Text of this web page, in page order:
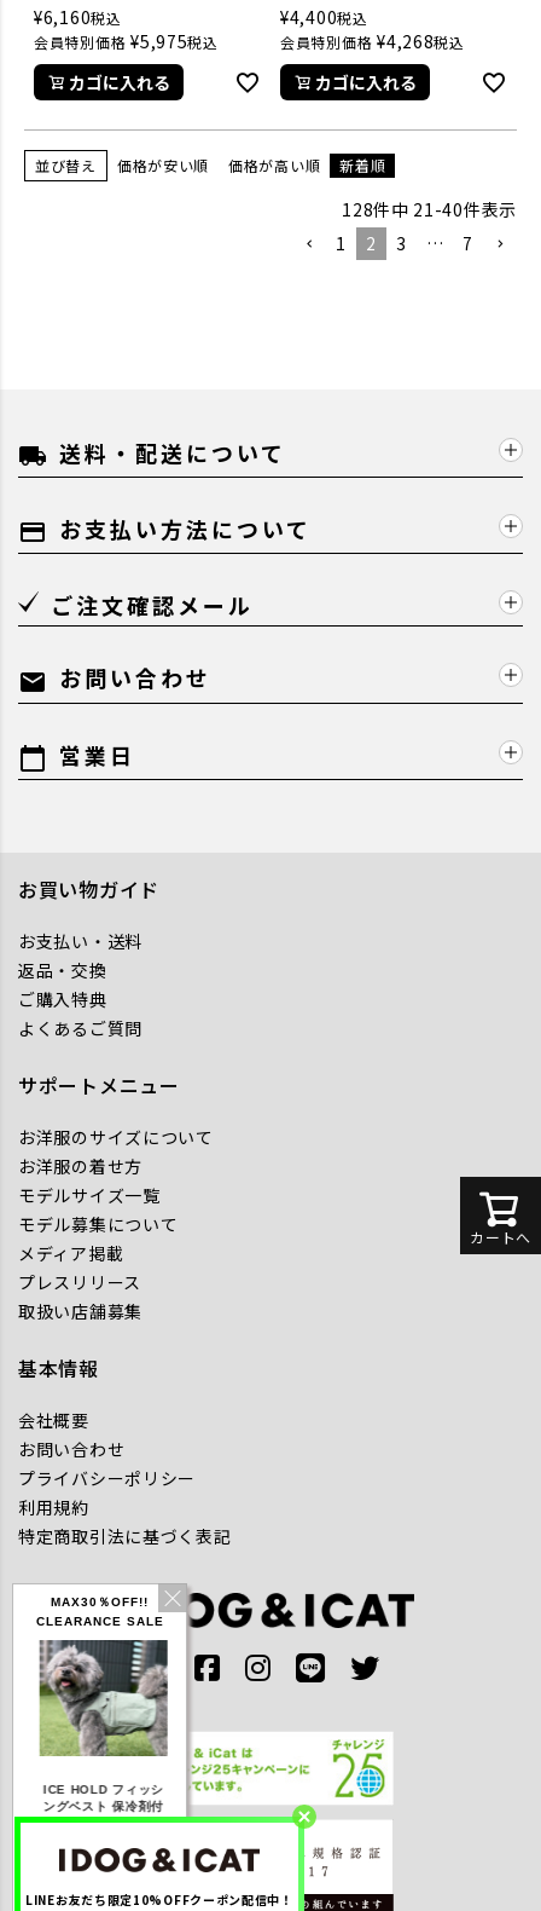
MAX30％OFF!!
CLEARANCE SALE
HOLD フィッシ
グベスト 保冷剤付
円(税込み)
詳しく見る
IDOG ICE HOLD ネ
ッククーラー 保冷剤
付
円(税込み)
詳しく見る
テックタンク 遮熱
UVカット
円(税込み)
詳しく見る
¥6,160税込
会員特別価格 ¥5,975税込
カゴに入れる
¥4,400税込
会員特別価格 ¥4,268税込
カゴに入れる
並び替え 価格が安い順 価格が高い順 新着順
128件中 21-40件表示
1
2 3 … 7
カートへ
local_shipping 送料・配送について
payment お支払い方法について
ご注文確認メール
mail お問い合わせ
calendar_today 営業日
お買い物ガイド
お支払い・送料
返品・交換
ご購入特典
よくあるご質問
サポートメニュー
お洋服のサイズについて
お洋服の着せ方
モデルサイズ一覧
モデル募集について
メディア掲載
プレスリリース
取扱い店舗募集
基本情報
会社概要
お問い合わせ
プライバシーポリシー
利用規約
特定商取引法に基づく表記
LINEお友だち限定10%OFFクーポン配信中！